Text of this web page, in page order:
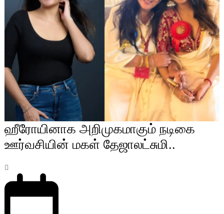
ஹீரோயினாக அறிமுகமாகும் நடிகை
ஊர்வசியின் மகள் தேஜாலட்சுமி..